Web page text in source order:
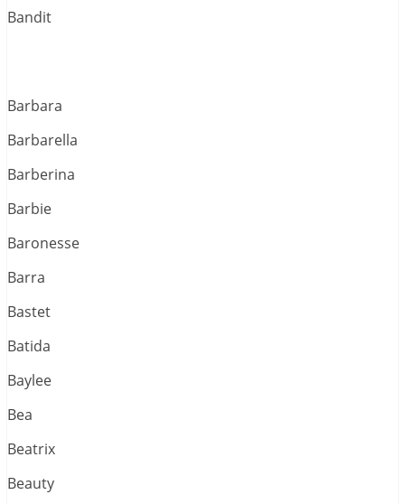
Bandit
Barbara
Barbarella
Barberina
Barbie
Baronesse
Barra
Bastet
Batida
Baylee
Bea
Beatrix
Beauty